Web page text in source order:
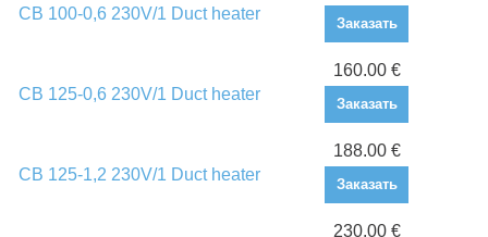
CB 100-0,6 230V/1 Duct heater
Заказать
CB 125-0,6 230V/1 Duct heater
160.00 €
Заказать
CB 125-1,2 230V/1 Duct heater
188.00 €
Заказать
230.00 €